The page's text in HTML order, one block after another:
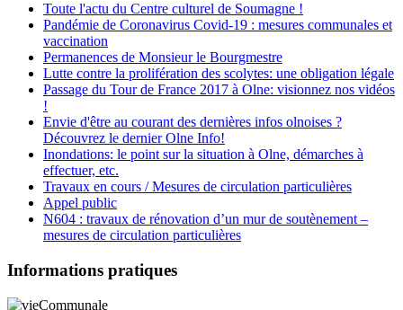
Toute l'actu du Centre culturel de Soumagne !
Pandémie de Coronavirus Covid-19 : mesures communales et
vaccination
Permanences de Monsieur le Bourgmestre
Lutte contre la prolifération des scolytes: une obligation légale
Passage du Tour de France 2017 à Olne: visionnez nos vidéos
!
Envie d'être au courant des dernières infos olnoises ?
Découvrez le dernier Olne Info!
Inondations: le point sur la situation à Olne, démarches à
effectuer, etc.
Travaux en cours / Mesures de circulation particulières
Appel public
N604 : travaux de rénovation d’un mur de soutènement –
mesures de circulation particulières
Informations pratiques